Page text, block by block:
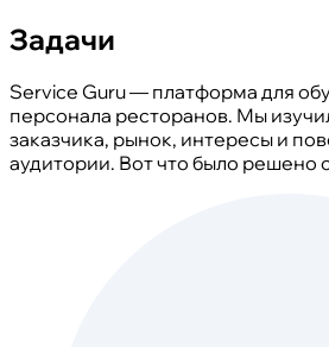
Задачи
Service Guru — платформа для
персонала ресторанов. Мы
заказчика, рынок, интересы и
аудитории. Вот что было решено